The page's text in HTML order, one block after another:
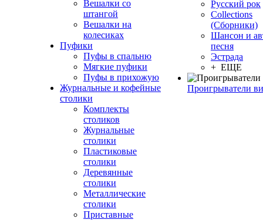
Вешалки со
штангой
Вешалки на
колесиках
Пуфики
Пуфы в спальню
Мягкие пуфики
Пуфы в прихожую
Журнальные и кофейные
столики
Комплекты
столиков
Журнальные
столики
Пластиковые
столики
Деревянные
столики
Металлические
столики
Приставные
Русский рок
Сollections
(Сборники)
Шансон и
песня
Эстрада
+ ЕЩЕ
Проигрыватели